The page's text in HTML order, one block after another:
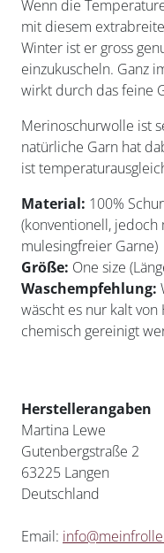
Wenn die
mit diesem
Winter ist er gross
einzukuscheln. Ganz
wirkt durch das feine
Merinoschurwolle ist
natürliche Garn hat
ist
Material: 100%
(konventionell,
mulesingfreier Garne)
Größe: One size
Waschempfehlung:
wäscht es nur kalt
chemisch gereinigt
Herstellerangaben
Martina Lewe
Gutenbergstraße 2
63225 Langen
Deutschland
Email: